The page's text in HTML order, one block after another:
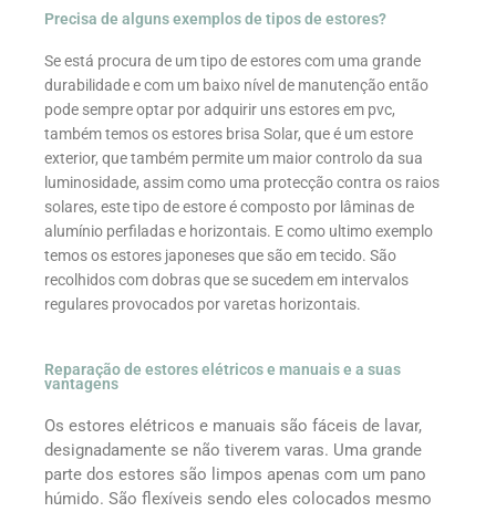
Precisa de alguns exemplos de tipos de estores?
Se está procura de um tipo de estores com uma grande
durabilidade e com um baixo nível de manutenção então
pode sempre optar por adquirir uns estores em pvc,
também temos os estores brisa Solar, que é um estore
exterior, que também permite um maior controlo da sua
luminosidade, assim como uma protecção contra os raios
solares, este tipo de estore é composto por lâminas de
alumínio perfiladas e horizontais. E como ultimo exemplo
temos os estores japoneses que são em tecido. São
recolhidos com dobras que se sucedem em intervalos
regulares provocados por varetas horizontais.
Reparação de estores elétricos e manuais e a suas
vantagens
Os estores elétricos e manuais são fáceis de lavar,
designadamente se não tiverem varas. Uma grande
parte dos estores são limpos apenas com um pano
húmido. São flexíveis sendo eles colocados mesmo